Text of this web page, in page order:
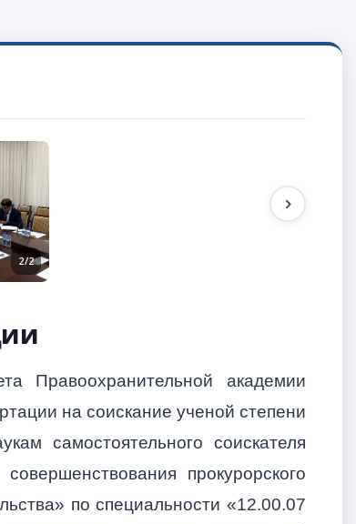
2/2
Правоохранительной академии
на соискание ученой степени
самостоятельного соискателя
прокурорского
по специальности «12.00.07